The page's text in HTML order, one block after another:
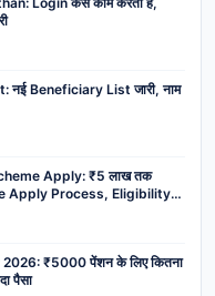
Beneficiary List जारी, नाम
Apply: ₹5 लाख तक
Apply Process, Eligibility,
₹5000 पेंशन के लिए कितना
पैसा